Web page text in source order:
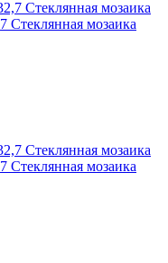
мозаика
мозаика